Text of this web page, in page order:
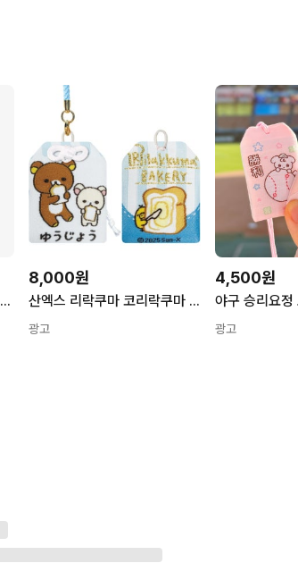
마플 오마모리 아크릴 키링 1장부터 주문제작 커스텀 단체 굿즈 판촉물 기념품
8,000원
산엑스 리락쿠마 코리락쿠마 베이커리테마 오마모리 부적 키링
광고
4,500원
야구 승리요정
광고